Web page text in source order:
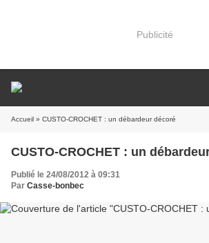
Publicité
Accueil » CUSTO-CROCHET : un débardeur décoré
CUSTO-CROCHET : un
Publié le 24/08/2012 à 09:31
Par Casse-bonbec